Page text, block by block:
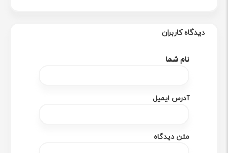
دیدگاه کاربران
نام شما
آدرس ایمیل
متن دیدگاه